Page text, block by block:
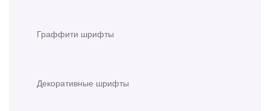
Граффити шрифты
Декоративные шрифты